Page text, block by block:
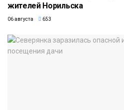
жителей Норильска
06 августа 653